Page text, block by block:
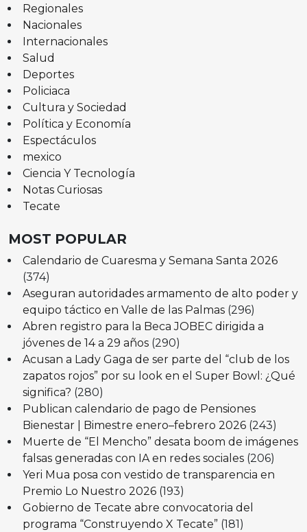
Regionales
Nacionales
Internacionales
Salud
Deportes
Policiaca
Cultura y Sociedad
Política y Economía
Espectáculos
mexico
Ciencia Y Tecnología
Notas Curiosas
Tecate
MOST POPULAR
Calendario de Cuaresma y Semana Santa 2026
(374)
Aseguran autoridades armamento de alto poder y
equipo táctico en Valle de las Palmas (296)
Abren registro para la Beca JOBEC dirigida a
jóvenes de 14 a 29 años (290)
Acusan a Lady Gaga de ser parte del “club de los
zapatos rojos” por su look en el Super Bowl: ¿Qué
significa? (280)
Publican calendario de pago de Pensiones
Bienestar | Bimestre enero–febrero 2026 (243)
Muerte de “El Mencho” desata boom de imágenes
falsas generadas con IA en redes sociales (206)
Yeri Mua posa con vestido de transparencia en
Premio Lo Nuestro 2026 (193)
Gobierno de Tecate abre convocatoria del
programa “Construyendo X Tecate” (181)